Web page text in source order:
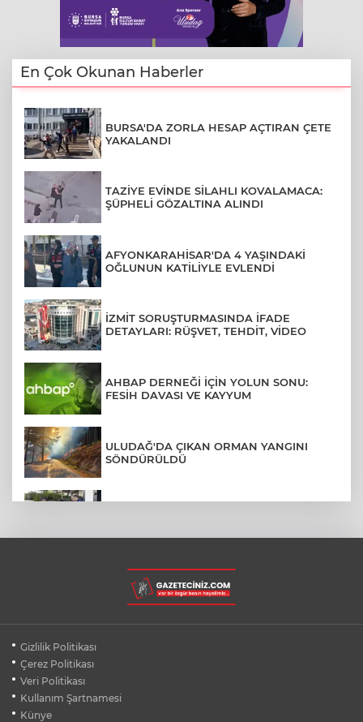
En Çok Okunan Haberler
BURSA'DA ZORLA HESAP AÇTIRAN ÇETE
YAKALANDI
TAZİYE EVİNDE SİLAHLI KOVALAMACA:
ŞÜPHELİ GÖZALTINA ALINDI
AFYONKARAHİSAR'DA 4 YAŞINDAKİ
OĞLUNUN KATİLİYLE EVLENDİ
İZMİT SORUŞTURMASINDA İFADE
DETAYLARI: RÜŞVET, TEHDİT, VİDEO
AHBAP DERNEĞİ İÇİN YOLUN SONU:
FESİH DAVASI VE KAYYUM
ULUDAĞ'DA ÇIKAN ORMAN YANGINI
SÖNDÜRÜLDÜ
ASLI HÜNEL'DEN BURSA'DA
UNUTULMAZ KONSER
VAN'DA İŞİTME ENGELLİ MÜŞTERİ,
Gizlilik Politikası
Çerez Politikası
Veri Politikası
Kullanım Şartnamesi
Künye